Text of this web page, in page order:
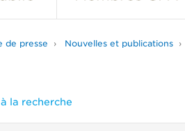
de presse Nouvelles et publications
la recherche